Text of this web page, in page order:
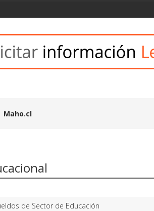
Maho.cl
de Sector de Educación